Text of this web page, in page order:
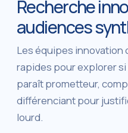
Recherche
audiences
Les équipes innovation
rapides pour explorer
paraît prometteur,
différenciant pour
lourd.